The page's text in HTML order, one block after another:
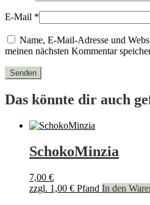
E-Mail *
Name, E-Mail-Adresse und
meinen nächsten Kommentar
Das könnte dir auch
SchokoMinzia
7,00 €
zzgl. 1,00 € Pfand In den